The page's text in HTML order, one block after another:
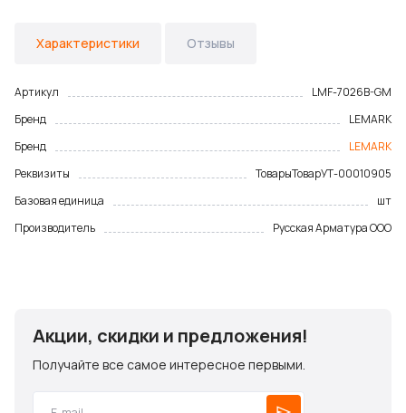
Характеристики Отзывы
Артикул
LMF-7026B-GM
Бренд
LEMARK
Бренд
LEMARK
Реквизиты
ТоварыТоварУТ-00010905
Базовая единица
шт
Производитель
Русская Арматура ООО
Акции, скидки и предложения!
Получайте все самое интересное первыми.